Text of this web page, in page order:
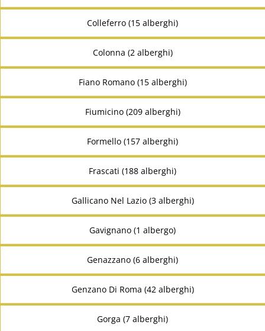
Colleferro (15 alberghi)
Colonna (2 alberghi)
Fiano Romano (15 alberghi)
Fiumicino (209 alberghi)
Formello (157 alberghi)
Frascati (188 alberghi)
Gallicano Nel Lazio (3 alberghi)
Gavignano (1 albergo)
Genazzano (6 alberghi)
Genzano Di Roma (42 alberghi)
Gorga (7 alberghi)